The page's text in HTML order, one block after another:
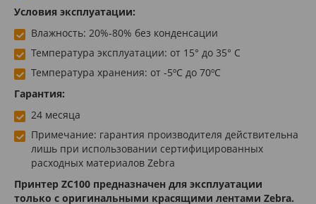
Условия эксплуатации:
Влажность: 20%-80% без конденсации
Температура эксплуатации: от 15° до 35° C
Температура хранения: от -5ºC до 70ºC
Гарантия:
24 месяца
Примечание: гарантия производителя действительна
лишь при использовании сертифицированных
расходных материалов Zebra
Принтер ZC100 предназначен для эксплуатации
только с оригинальными красящими лентами Zebra.